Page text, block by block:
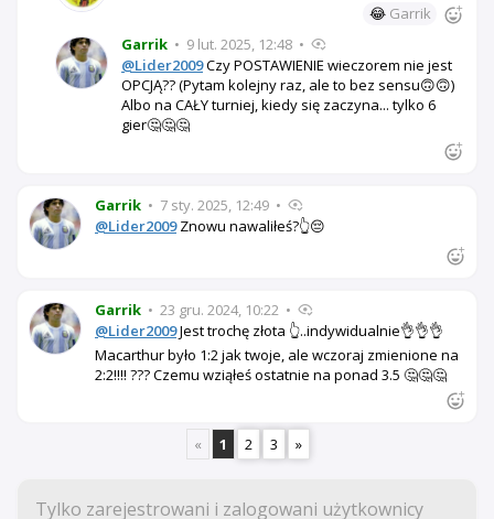
😂 Garrik
Garrik • 9 lut. 2025, 12:48 •
@Lider2009Czy POSTAWIENIE wieczorem nie jest
OPCJĄ?? (Pytam kolejny raz, ale to bez sensu🙃🙃)
Albo na CAŁY turniej, kiedy się zaczyna... tylko 6
gier🤔🤔🤔
Garrik • 7 sty. 2025, 12:49 •
@Lider2009Znowu nawaliłeś?👆😔
Garrik • 23 gru. 2024, 10:22 •
@Lider2009Jest trochę złota 👆..indywidualnie👌👌👌
Macarthur było 1:2 jak twoje, ale wczoraj zmienione na
2:2!!!! ??? Czemu wziąłeś ostatnie na ponad 3.5 🤔🤔🤔
« 1 2 3 »